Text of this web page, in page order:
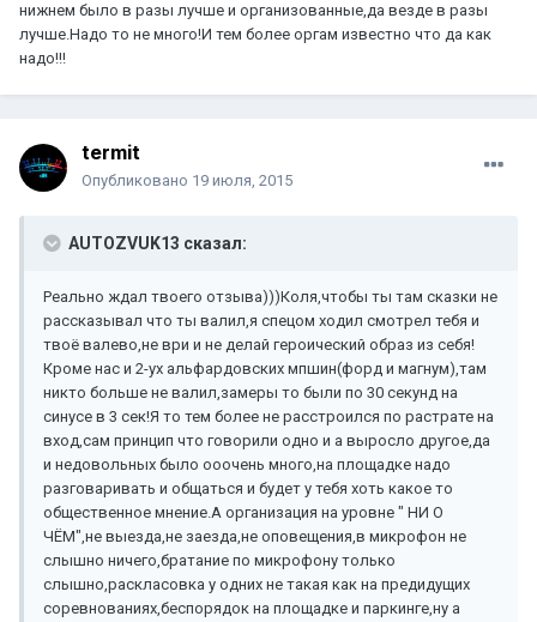
нижнем было в разы лучше и организованные,да везде в разы
лучше.Надо то не много!И тем более оргам известно что да как
надо!!!
termit
Опубликовано 19 июля, 2015
AUTOZVUK13 сказал:
Реально ждал твоего отзыва)))Коля,чтобы ты там сказки не
рассказывал что ты валил,я спецом ходил смотрел тебя и
твоё валево,не ври и не делай героический образ из себя!
Кроме нас и 2-ух альфардовских мпшин(форд и магнум),там
никто больше не валил,замеры то были по 30 секунд на
синусе в 3 сек!Я то тем более не расстроился по растрате на
вход,сам принцип что говорили одно и а выросло другое,да
и недовольных было ооочень много,на площадке надо
разговаривать и общаться и будет у тебя хоть какое то
общественное мнение.А организация на уровне " НИ О
ЧЁМ",не выезда,не заезда,не оповещения,в микрофон не
слышно ничего,братание по микрофону только
слышно,раскласовка у одних не такая как на предидущих
соревнованиях,беспорядок на площадке и паркинге,ну а